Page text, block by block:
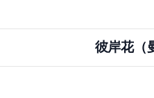
彼岸花（